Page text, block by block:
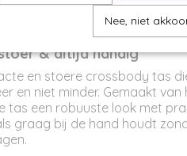
14 x 4 x 18 cm
& altijd handig
en stoere crossbody tas
en niet minder. Gemaakt
tas een robuuste look met
graag bij de hand houdt
Nee, niet